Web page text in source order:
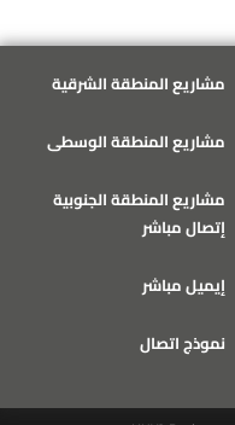
مشاريع المنطقة الشرقية
مشاريع المنطقة الوسطى
مشاريع المنطقة الجنوبية
إتصال مباشر
إيميل مباشر
نموذج اتصال